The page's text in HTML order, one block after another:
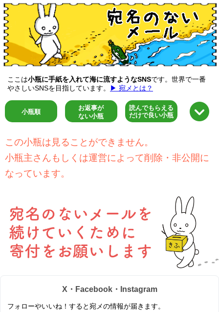
ここは小瓶に手紙を入れて海に流すようなSNSです。世界で一番
やさしいSNSを目指しています。
▶ 宛メとは？
小瓶順
お返事が
ない小瓶
読んでもらえる
だけで良い小瓶
この小瓶は見ることができません。
小瓶主さんもしくは運営によって削除・非公開に
なっています。
X・Facebook・Instagram
フォローやいいね！すると宛メの情報が届きます。